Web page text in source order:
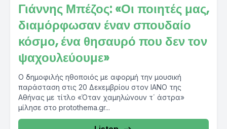
Γιάννης Μπέζος: «Οι ποιητές μας,
διαμόρφωσαν έναν σπουδαίο
κόσμο, ένα θησαυρό που δεν τον
ψαχουλεύουμε»
Ο δημοφιλής ηθοποιός με αφορμή την μουσική
παράσταση στις 20 Δεκεμβρίου στον ΙΑΝΟ της
Αθήνας με τίτλο «Όταν χαμηλώνουν τ΄ άστρα»
μίλησε στο protothema.gr...